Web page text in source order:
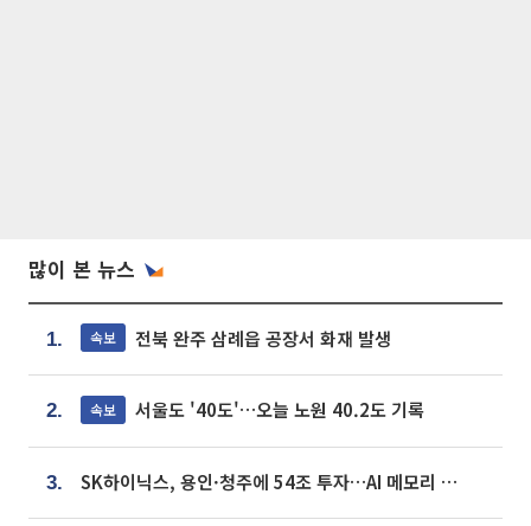
많이 본 뉴스
1. 속보 전북 완주 삼례읍 공장서 화재 발생
2. 속보 서울도 '40도'…오늘 노원 40.2도 기록
3. SK하이닉스, 용인·청주에 54조 투자…AI 메모리 생산기지 키운다